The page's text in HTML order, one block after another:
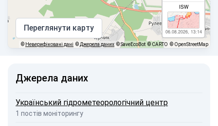
ISW
06.08.2026, 13:14
Переглянути карту
© Неверифіковані дані © Джерела даних © SaveEcoBot © CARTO © OpenStreetMap
Джерела даних
Український гідрометеорологічний центр
1 постів моніторингу